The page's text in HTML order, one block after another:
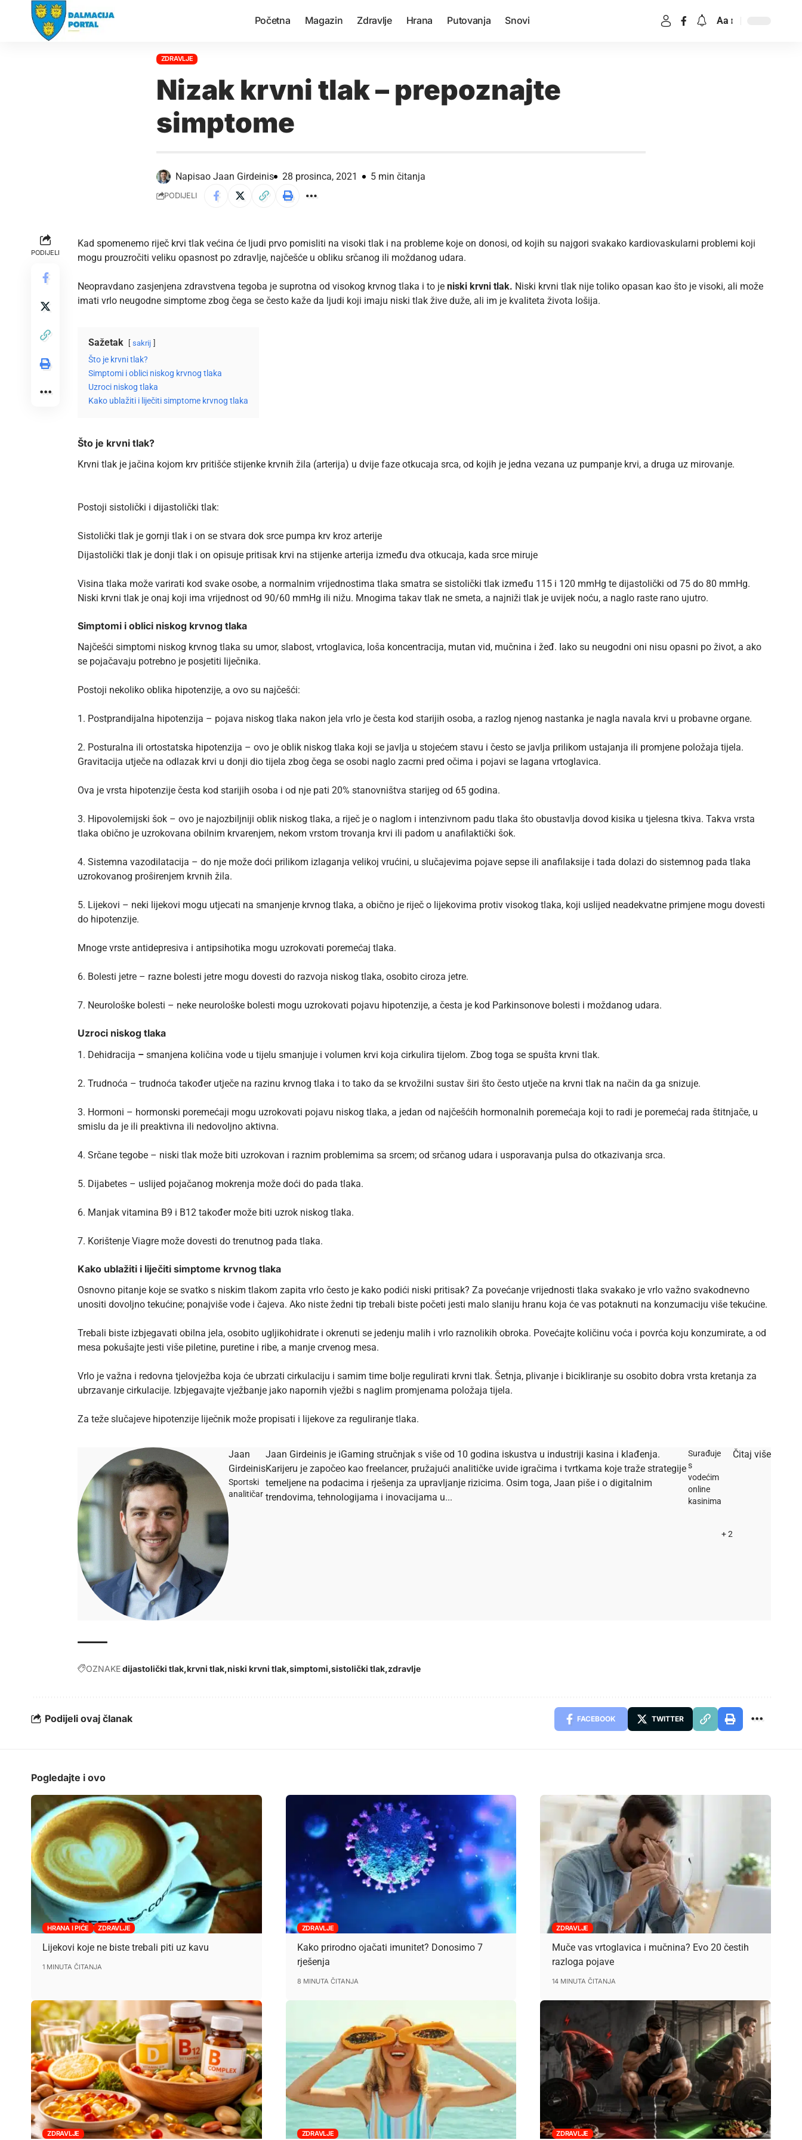
Početna Magazin Zdravlje Hrana Putovanja Snovi Aa
ZDRAVLJE
Nizak krvni tlak – prepoznajte
simptome
Napisao Jaan Girdeinis 28 prosinca, 2021 5 min čitanja
PODIJELI
PODIJELI
Kad spomenemo riječ krvi tlak većina će ljudi prvo pomisliti na visoki tlak i na probleme koje on donosi, od kojih su najgori svakako kardiovaskularni problemi koji
mogu prouzročiti veliku opasnost po zdravlje, najčešće u obliku srčanog ili moždanog udara.
Neopravdano zasjenjena zdravstvena tegoba je suprotna od visokog krvnog tlaka i to je niski krvni tlak. Niski krvni tlak nije toliko opasan kao što je visoki, ali može
imati vrlo neugodne simptome zbog čega se često kaže da ljudi koji imaju niski tlak žive duže, ali im je kvaliteta života lošija.
Sažetak sakrij
Što je krvni tlak?
Simptomi i oblici niskog krvnog tlaka
Uzroci niskog tlaka
Kako ublažiti i liječiti simptome krvnog tlaka
Što je krvni tlak?
Krvni tlak je jačina kojom krv pritišće stijenke krvnih žila (arterija) u dvije faze otkucaja srca, od kojih je jedna vezana uz pumpanje krvi, a druga uz mirovanje.
Postoji sistolički i dijastolički tlak:
Sistolički tlak je gornji tlak i on se stvara dok srce pumpa krv kroz arterije
Dijastolički tlak je donji tlak i on opisuje pritisak krvi na stijenke arterija između dva otkucaja, kada srce miruje
Visina tlaka može varirati kod svake osobe, a normalnim vrijednostima tlaka smatra se sistolički tlak između 115 i 120 mmHg te dijastolički od 75 do 80 mmHg.
Niski krvni tlak je onaj koji ima vrijednost od 90/60 mmHg ili nižu. Mnogima takav tlak ne smeta, a najniži tlak je uvijek noću, a naglo raste rano ujutro.
Simptomi i oblici niskog krvnog tlaka
Najčešći simptomi niskog krvnog tlaka su umor, slabost, vrtoglavica, loša koncentracija, mutan vid, mučnina i žeđ. Iako su neugodni oni nisu opasni po život, a ako
se pojačavaju potrebno je posjetiti liječnika.
Postoji nekoliko oblika hipotenzije, a ovo su najčešći:
1. Postprandijalna hipotenzija – pojava niskog tlaka nakon jela vrlo je česta kod starijih osoba, a razlog njenog nastanka je nagla navala krvi u probavne organe.
2. Posturalna ili ortostatska hipotenzija – ovo je oblik niskog tlaka koji se javlja u stojećem stavu i često se javlja prilikom ustajanja ili promjene položaja tijela.
Gravitacija utječe na odlazak krvi u donji dio tijela zbog čega se osobi naglo zacrni pred očima i pojavi se lagana vrtoglavica.
Ova je vrsta hipotenzije česta kod starijih osoba i od nje pati 20% stanovništva starijeg od 65 godina.
3. Hipovolemijski šok – ovo je najozbiljniji oblik niskog tlaka, a riječ je o naglom i intenzivnom padu tlaka što obustavlja dovod kisika u tjelesna tkiva. Takva vrsta
tlaka obično je uzrokovana obilnim krvarenjem, nekom vrstom trovanja krvi ili padom u anafilaktički šok.
4. Sistemna vazodilatacija – do nje može doći prilikom izlaganja velikoj vrućini, u slučajevima pojave sepse ili anafilaksije i tada dolazi do sistemnog pada tlaka
uzrokovanog proširenjem krvnih žila.
5. Lijekovi – neki lijekovi mogu utjecati na smanjenje krvnog tlaka, a obično je riječ o lijekovima protiv visokog tlaka, koji uslijed neadekvatne primjene mogu dovesti
do hipotenzije.
Mnoge vrste antidepresiva i antipsihotika mogu uzrokovati poremećaj tlaka.
6. Bolesti jetre – razne bolesti jetre mogu dovesti do razvoja niskog tlaka, osobito ciroza jetre.
7. Neurološke bolesti – neke neurološke bolesti mogu uzrokovati pojavu hipotenzije, a česta je kod Parkinsonove bolesti i moždanog udara.
Uzroci niskog tlaka
1. Dehidracija – smanjena količina vode u tijelu smanjuje i volumen krvi koja cirkulira tijelom. Zbog toga se spušta krvni tlak.
2. Trudnoća – trudnoća također utječe na razinu krvnog tlaka i to tako da se krvožilni sustav širi što često utječe na krvni tlak na način da ga snizuje.
3. Hormoni – hormonski poremećaji mogu uzrokovati pojavu niskog tlaka, a jedan od najčešćih hormonalnih poremećaja koji to radi je poremećaj rada štitnjače, u
smislu da je ili preaktivna ili nedovoljno aktivna.
4. Srčane tegobe – niski tlak može biti uzrokovan i raznim problemima sa srcem; od srčanog udara i usporavanja pulsa do otkazivanja srca.
5. Dijabetes – uslijed pojačanog mokrenja može doći do pada tlaka.
6. Manjak vitamina B9 i B12 također može biti uzrok niskog tlaka.
7. Korištenje Viagre može dovesti do trenutnog pada tlaka.
Kako ublažiti i liječiti simptome krvnog tlaka
Osnovno pitanje koje se svatko s niskim tlakom zapita vrlo često je kako podići niski pritisak? Za povećanje vrijednosti tlaka svakako je vrlo važno svakodnevno
unositi dovoljno tekućine; ponajviše vode i čajeva. Ako niste žedni tip trebali biste početi jesti malo slaniju hranu koja će vas potaknuti na konzumaciju više tekućine.
Trebali biste izbjegavati obilna jela, osobito ugljikohidrate i okrenuti se jedenju malih i vrlo raznolikih obroka. Povećajte količinu voća i povrća koju konzumirate, a od
mesa pokušajte jesti više piletine, puretine i ribe, a manje crvenog mesa.
Vrlo je važna i redovna tjelovježba koja će ubrzati cirkulaciju i samim time bolje regulirati krvni tlak. Šetnja, plivanje i bicikliranje su osobito dobra vrsta kretanja za
ubrzavanje cirkulacije. Izbjegavajte vježbanje jako napornih vježbi s naglim promjenama položaja tijela.
Za teže slučajeve hipotenzije liječnik može propisati i lijekove za reguliranje tlaka.
Jaan
Girdeinis
Sportski
analitičar
Jaan Girdeinis je iGaming stručnjak s više od 10 godina iskustva u industriji kasina i klađenja.
Karijeru je započeo kao freelancer, pružajući analitičke uvide igračima i tvrtkama koje traže strategije
temeljene na podacima i rješenja za upravljanje rizicima. Osim toga, Jaan piše i o digitalnim
trendovima, tehnologijama i inovacijama u...
Surađuje
s
vodećim
online
kasinima
+ 2
Čitaj više
OZNAKEdijastolički tlak krvni tlak niski krvni tlak simptomi sistolički tlak zdravlje
Podijeli ovaj članak FACEBOOK TWITTER
Pogledajte i ovo
HRANA I PIĆE ZDRAVLJE
Lijekovi koje ne biste trebali piti uz kavu
1 MINUTA ČITANJA
ZDRAVLJE
Kako prirodno ojačati imunitet? Donosimo 7
rješenja
8 MINUTA ČITANJA
ZDRAVLJE
Muče vas vrtoglavica i mučnina? Evo 20 čestih
razloga pojave
14 MINUTA ČITANJA
ZDRAVLJE ZDRAVLJE ZDRAVLJE